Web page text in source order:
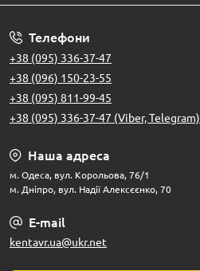
Телефони
+38 (095) 336-37-47
+38 (096) 150-23-55
+38 (095) 811-99-45
+38 (095) 336-37-47 (Viber, Telegram)
Наша адреса
м. Одеса, вул. Корольова, 76/1
м. Дніпро, вул. Надії Алексєєнко, 70
E-mail
kentavr.ua@ukr.net